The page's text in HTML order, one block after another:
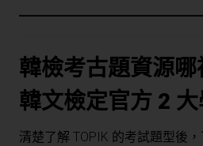
韓檢考古題資源
韓文檢定官方 2 大
清楚了解 TOPIK 的考試題型後